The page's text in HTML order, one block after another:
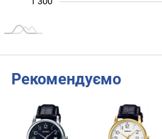
Рекомендуємо